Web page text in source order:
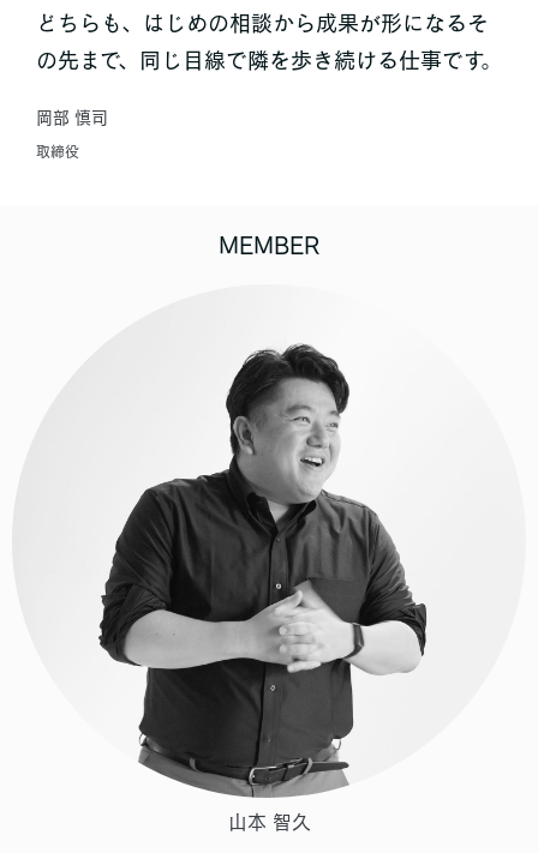
どちらも、はじめの相談から成果が形になるそ
の先まで、同じ目線で隣を歩き続ける仕事です。
岡部 慎司
取締役
MEMBER
山本 智久